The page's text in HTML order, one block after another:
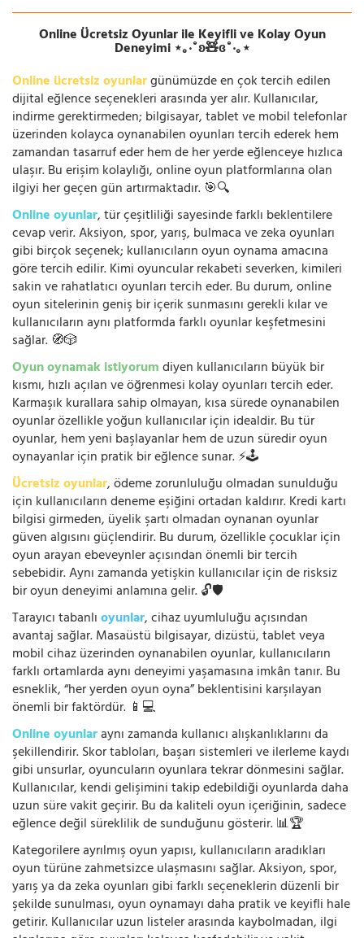
Online Ücretsiz Oyunlar ile Keyifli ve Kolay Oyun
Deneyimi ⋆｡‧˚ʚ🧸ɞ˚‧｡⋆
Online ücretsiz oyunlargünümüzde en çok tercih edilen
dijital eğlence seçenekleri arasında yer alır. Kullanıcılar,
indirme gerektirmeden; bilgisayar, tablet ve mobil telefonlar
üzerinden kolayca oynanabilen oyunları tercih ederek hem
zamandan tasarruf eder hem de her yerde eğlenceye hızlıca
ulaşır. Bu erişim kolaylığı, online oyun platformlarına olan
ilgiyi her geçen gün artırmaktadır. 🎯🔍
Online oyunlar, tür çeşitliliği sayesinde farklı beklentilere
cevap verir. Aksiyon, spor, yarış, bulmaca ve zeka oyunları
gibi birçok seçenek; kullanıcıların oyun oynama amacına
göre tercih edilir. Kimi oyuncular rekabeti severken, kimileri
sakin ve rahatlatıcı oyunları tercih eder. Bu durum, online
oyun sitelerinin geniş bir içerik sunmasını gerekli kılar ve
kullanıcıların aynı platformda farklı oyunlar keşfetmesini
sağlar. 🧭🎲
Oyun oynamak istiyorumdiyen kullanıcıların büyük bir
kısmı, hızlı açılan ve öğrenmesi kolay oyunları tercih eder.
Karmaşık kurallara sahip olmayan, kısa sürede oynanabilen
oyunlar özellikle yoğun kullanıcılar için idealdir. Bu tür
oyunlar, hem yeni başlayanlar hem de uzun süredir oyun
oynayanlar için pratik bir eğlence sunar. ⚡🕹️
Ücretsiz oyunlar, ödeme zorunluluğu olmadan sunulduğu
için kullanıcıların deneme eşiğini ortadan kaldırır. Kredi kartı
bilgisi girmeden, üyelik şartı olmadan oynanan oyunlar
güven algısını güçlendirir. Bu durum, özellikle çocuklar için
oyun arayan ebeveynler açısından önemli bir tercih
sebebidir. Aynı zamanda yetişkin kullanıcılar için de risksiz
bir oyun deneyimi anlamına gelir. 🔓🛡️
Tarayıcı tabanlıoyunlar, cihaz uyumluluğu açısından
avantaj sağlar. Masaüstü bilgisayar, dizüstü, tablet veya
mobil cihaz üzerinden oynanabilen oyunlar, kullanıcıların
farklı ortamlarda aynı deneyimi yaşamasına imkân tanır. Bu
esneklik, “her yerden oyun oyna” beklentisini karşılayan
önemli bir faktördür. 📱💻
Online oyunlaraynı zamanda kullanıcı alışkanlıklarını da
şekillendirir. Skor tabloları, başarı sistemleri ve ilerleme kaydı
gibi unsurlar, oyuncuların oyunlara tekrar dönmesini sağlar.
Kullanıcılar, kendi gelişimini takip edebildiği oyunlarda daha
uzun süre vakit geçirir. Bu da kaliteli oyun içeriğinin, sadece
eğlence değil süreklilik de sunduğunu gösterir. 📊🏆
Kategorilere ayrılmış oyun yapısı, kullanıcıların aradıkları
oyun türüne zahmetsizce ulaşmasını sağlar. Aksiyon, spor,
yarış ya da zeka oyunları gibi farklı seçeneklerin düzenli bir
şekilde sunulması, oyun oynamayı daha pratik ve keyifli hale
getirir. Kullanıcılar uzun listeler arasında kaybolmadan, ilgi